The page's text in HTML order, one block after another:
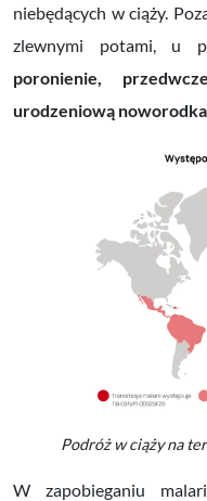
niebędących w ciąży.
zlewnymi potami, u
poronienie,
urodzeniową noworodka
Podróż w ciąży na
W zapobieganiu